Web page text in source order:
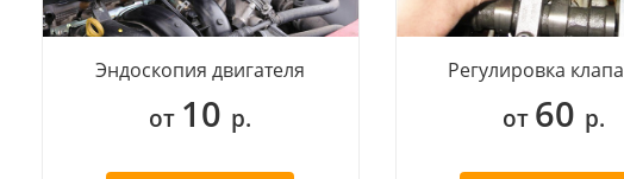
Эндоскопия двигателя
от 10 р.
Регулировка
от 60 р.